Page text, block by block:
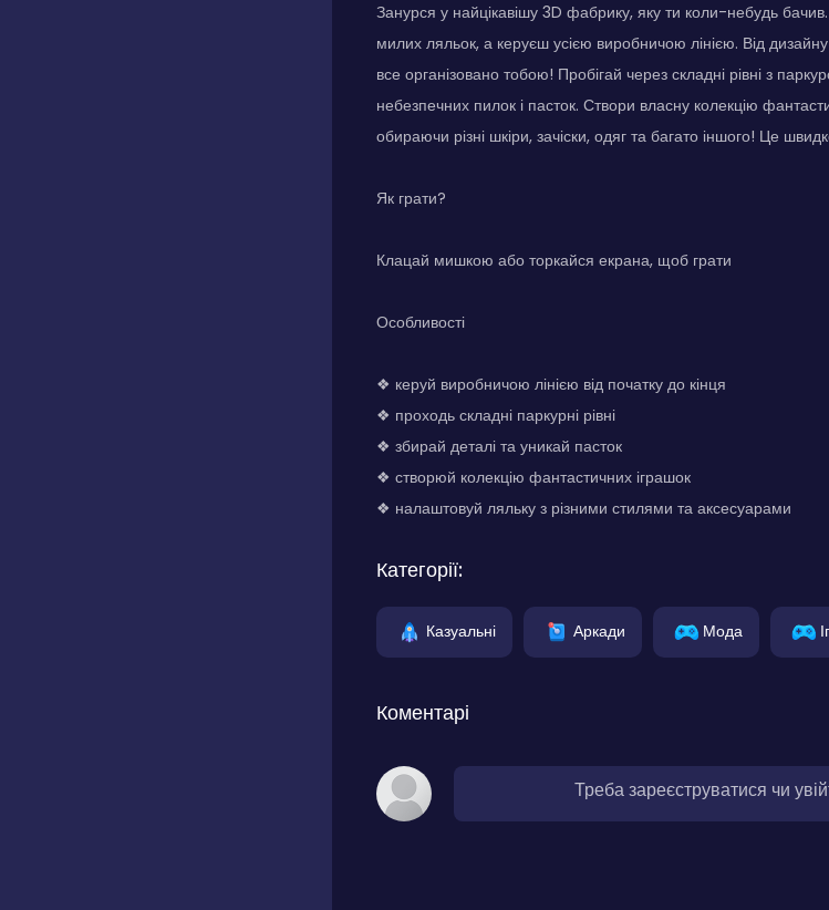
Занурся у найцікавішу 3D фабрику, яку ти коли-небудь
милих ляльок, а керуєш усією виробничою лінією. Від
все організовано тобою! Пробігай через складні рівні з
небезпечних пилок і пасток. Створи власну колекцію
обираючи різні шкіри, зачіски, одяг та багато іншого! Це
Як грати?
Клацай мишкою або торкайся екрана, щоб грати
Особливості
❖ керуй виробничою лінією від початку до кінця
❖ проходь складні паркурні рівні
❖ збирай деталі та уникай пасток
❖ створюй колекцію фантастичних іграшок
❖ налаштовуй ляльку з різними стилями та аксесуарами
Категорії:
Казуальні Аркади Мода
Коментарі
Треба зареєструватися чи